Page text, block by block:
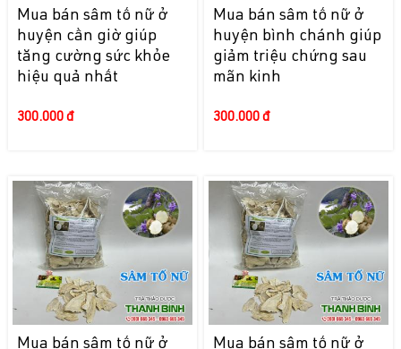
Mua bán sâm tố nữ ở
huyện cần giờ giúp
tăng cường sức khỏe
hiệu quả nhất
300.000 đ
Mua bán sâm tố nữ ở
huyện bình chánh giúp
giảm triệu chứng sau
mãn kinh
300.000 đ
Mua bán sâm tố nữ ở
Mua bán sâm tố nữ ở